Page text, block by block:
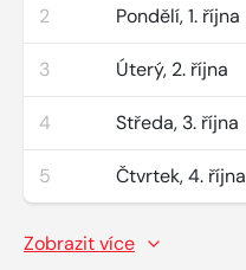
2 Pondělí, 1. října
3 Úterý, 2. října
4 Středa, 3. října
5 Čtvrtek, 4. října
Zobrazit více